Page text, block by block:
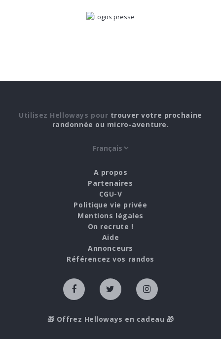
Utilisez Helloways pour trouver votre prochaine
randonnée ou micro-aventure.
A propos
Partenaires
CGU-V
Politique vie privée
Mentions légales
On recrute !
Aide
Annonceurs
Référencez vos randos
🎁 Offrez Helloways en cadeau 🎁